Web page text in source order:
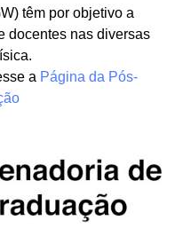
têm por objetivo a
docentes nas diversas
a Página da Pós-